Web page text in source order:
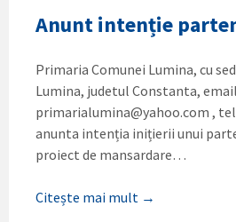
Anunt intenție
Primaria Comunei Lumina, cu
Lumina, judetul Constanta,
primarialumina@yahoo.com ,
anunta intenția inițierii unui
proiect de mansardare…
Citește mai mult →